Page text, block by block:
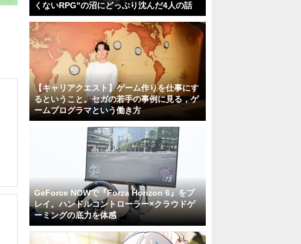
くないRPG"の沼にどっぷり沈んだ4人の話
【キャリアクエスト】ゲーム作りを仕事にす
るということ。セガの若手の事例に見る，ゲ
ームプログラマという働き方
GeForce NOWで『Forza Horizon 6』をプ
レイ。ハンドルコントローラー×クラウドゲ
ーミングの底力を体感